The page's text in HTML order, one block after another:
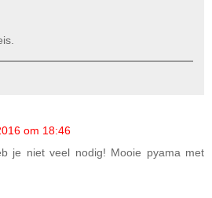
om 18:46
je niet veel nodig! Mooie pyama met